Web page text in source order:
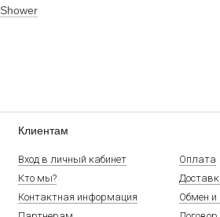
Клиентам
Вход в личный кабинет
Кто мы?
Контактная информация
Оплата
Обмен и